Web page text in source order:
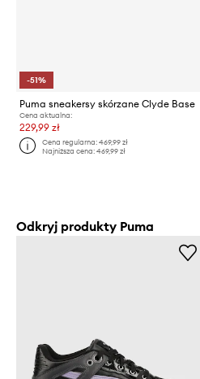
-51%
Puma sneakersy skórzane Clyde Base
Cena aktualna:
229,99 zł
Cena regularna:469,99 zł
Najniższa cena:469,99 zł
Odkryj produkty Puma